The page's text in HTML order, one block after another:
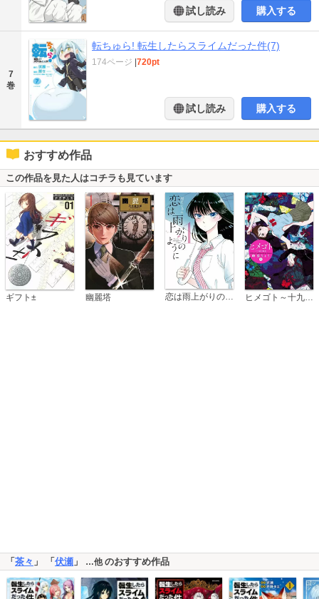
試し読み 購入する
7
巻
転ちゅら! 転生したらスライムだった件(7)
174ページ |720pt
試し読み 購入する
おすすめ作品
この作品を見た人はコチラも見ています
ギフト± 幽麗塔 恋は雨上がりのように
「茶々 」 「伏瀬 」 …他のおすすめ作品